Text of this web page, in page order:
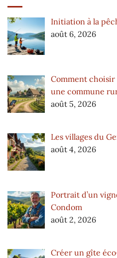
Initiation à la
août 6, 2026
Comment
une commune
août 5, 2026
Les villages du
août 4, 2026
Portrait d’un
Condom
août 2, 2026
Créer un gîte